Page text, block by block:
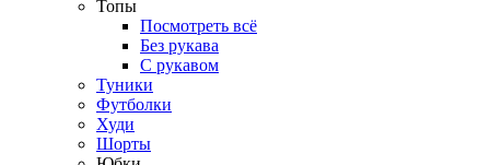
Топы
Посмотреть всё
Без рукава
С рукавом
Туники
Футболки
Худи
Шорты